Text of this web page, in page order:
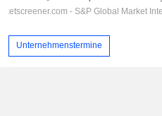
1.7x
0.8x
Unternehmenstermine